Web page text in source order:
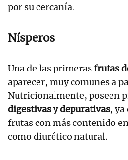
por su cercanía.
Nísperos
Una de las primerasfrutas
aparecer, muy comunes a
Nutricionalmente, poseen p
digestivas y depurativas, ya
frutas con más contenido
como diurético natural.